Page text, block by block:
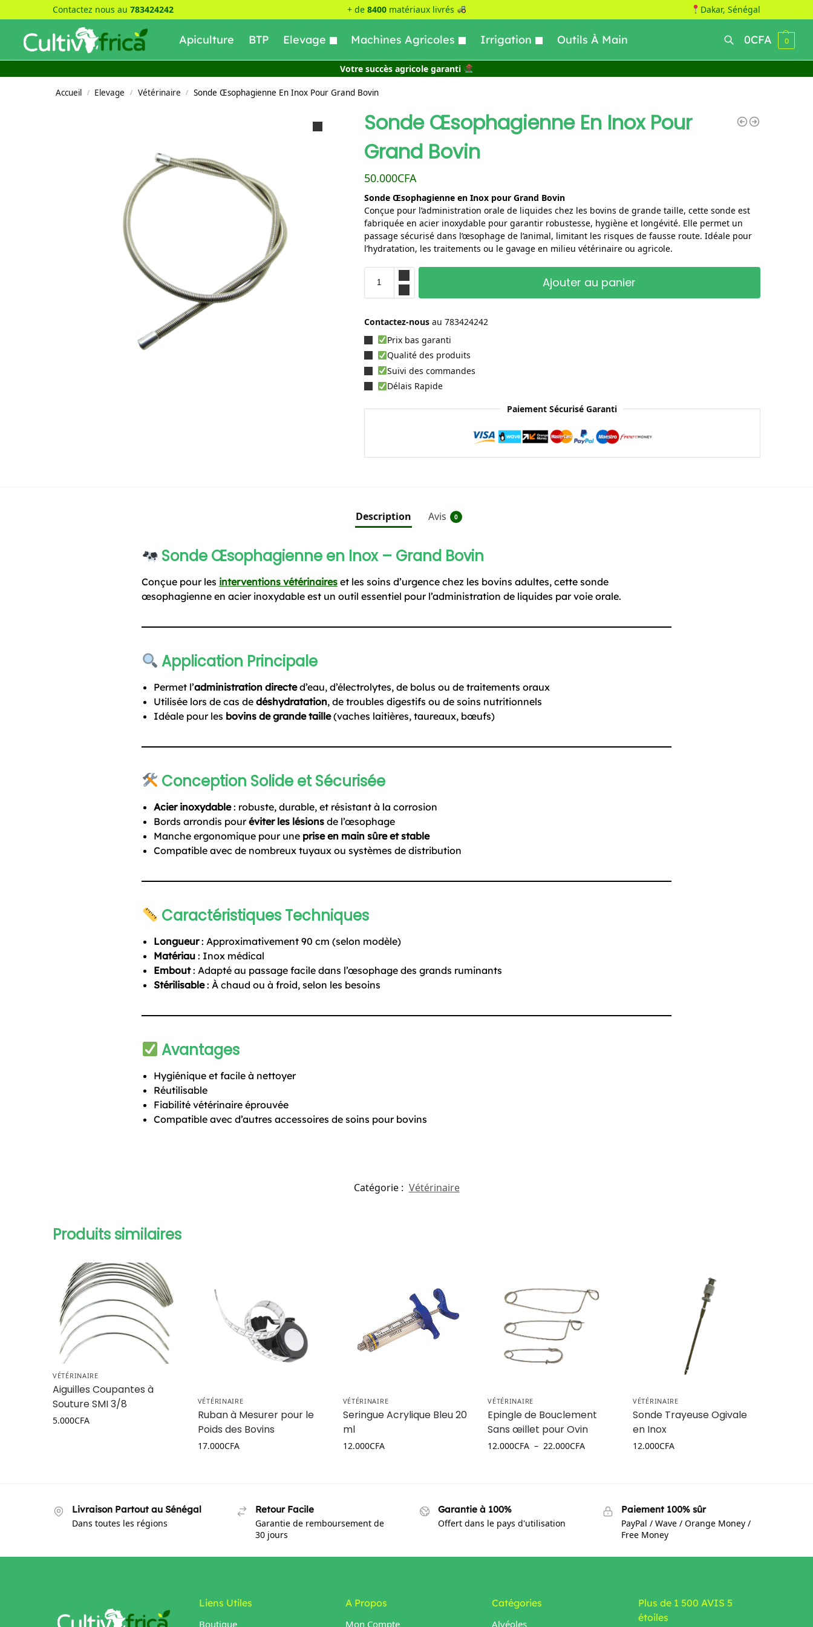
Contactez nous au 783424242 + de 8400matériaux livrés Dakar, Sénégal
Apiculture BTP Elevage Machines Agricoles Irrigation Outils À Main
Recherche
Recherche
0CFA 0
Votre succès agricole garanti
Accueil / Elevage / Vétérinaire / Sonde Œsophagienne En Inox Pour Grand Bovin
Sonde Œsophagienne En Inox Pour
Grand Bovin
50.000CFA
Sonde Œsophagienne en Inox pour Grand Bovin
Conçue pour l’administration orale de liquides chez les bovins de grande taille, cette sonde est
fabriquée en acier inoxydable pour garantir robustesse, hygiène et longévité. Elle permet un
passage sécurisé dans l’œsophage de l’animal, limitant les risques de fausse route. Idéale pour
l’hydratation, les traitements ou le gavage en milieu vétérinaire ou agricole.
Ajouter au panier
Contactez-nous au 783424242
Prix bas garanti
Qualité des produits
Suivi des commandes
Délais Rapide
Paiement Sécurisé Garanti
Description Avis 0
Sonde Œsophagienne en Inox – Grand Bovin
Conçue pour les interventions vétérinaireset les soins d’urgence chez les bovins adultes, cette sonde
œsophagienne en acier inoxydable est un outil essentiel pour l’administration de liquides par voie orale.
Application Principale
Permet l’administration directed’eau, d’électrolytes, de bolus ou de traitements oraux
Utilisée lors de cas de déshydratation, de troubles digestifs ou de soins nutritionnels
Idéale pour les bovins de grande taille(vaches laitières, taureaux, bœufs)
Conception Solide et Sécurisée
Acier inoxydable: robuste, durable, et résistant à la corrosion
Bords arrondis pouréviter les lésionsde l’œsophage
Manche ergonomique pour une prise en main sûre et stable
Compatible avec de nombreux tuyaux ou systèmes de distribution
Caractéristiques Techniques
Longueur: Approximativement 90 cm (selon modèle)
Matériau: Inox médical
Embout: Adapté au passage facile dans l’œsophage des grands ruminants
Stérilisable: À chaud ou à froid, selon les besoins
Avantages
Hygiénique et facile à nettoyer
Réutilisable
Fiabilité vétérinaire éprouvée
Compatible avec d’autres accessoires de soins pour bovins
Catégorie : Vétérinaire
Produits similaires
VÉTÉRINAIRE
Aiguilles Coupantes à
Souture SMI 3/8
5.000CFA
VÉTÉRINAIRE
Ruban à Mesurer pour le
Poids des Bovins
17.000CFA
VÉTÉRINAIRE
Seringue Acrylique Bleu 20
ml
12.000CFA
VÉTÉRINAIRE
Epingle de Bouclement
Sans œillet pour Ovin
12.000CFA – 22.000CFA
VÉTÉRINAIRE
Sonde Trayeuse Ogivale
en Inox
12.000CFA
Livraison Partout au Sénégal
Dans toutes les régions
Retour Facile
Garantie de remboursement de
30 jours
Garantie à 100%
Offert dans le pays d'utilisation
Paiement 100% sûr
PayPal / Wave / Orange Money /
Free Money
Liens Utiles
Boutique
A Propos
Mon Compte
Catégories
Alvéoles
Plus de 1 500 AVIS 5
étoiles